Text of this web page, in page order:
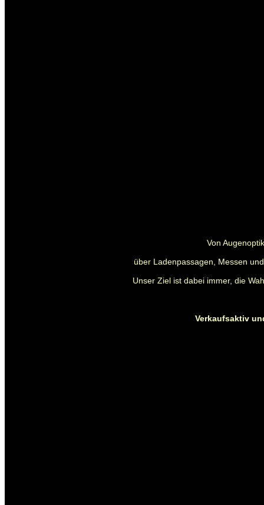
Von
über Ladenpassagen, Messen
Unser Ziel ist dabei immer, die
Verkaufsaktiv